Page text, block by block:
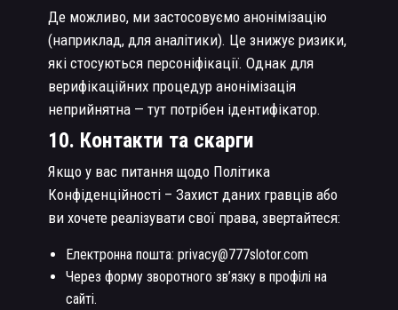
Де можливо, ми застосовуємо анонімізацію
(наприклад, для аналітики). Це знижує ризики,
які стосуються персоніфікації. Однак для
верифікаційних процедур анонімізація
неприйнятна — тут потрібен ідентифікатор.
10. Контакти та скарги
Якщо у вас питання щодо Політика
Конфіденційності – Захист даних гравців або
ви хочете реалізувати свої права, звертайтеся:
Електронна пошта: privacy@777slotor.com
Через форму зворотного зв’язку в профілі на
сайті.